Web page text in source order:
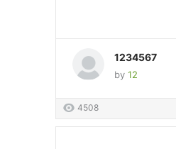
1234567
by 12
4508